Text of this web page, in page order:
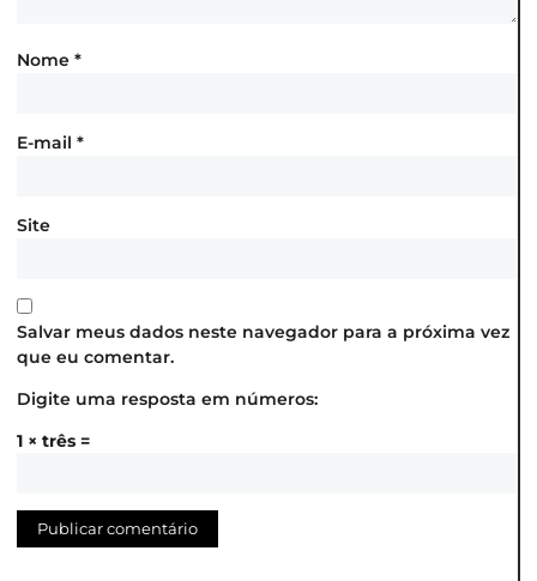
Nome *
E-mail *
Site
Salvar meus dados neste navegador para a próxima vez
que eu comentar.
Digite uma resposta em números:
1 × três =